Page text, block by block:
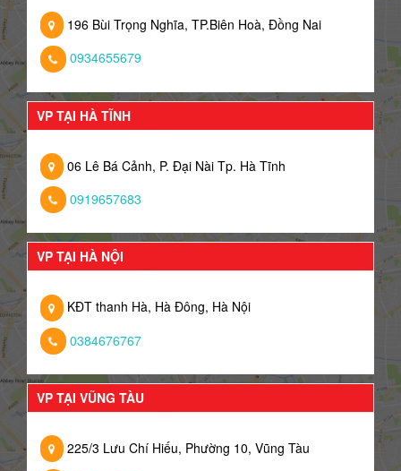
196 Bùi Trọng Nghĩa, TP.Biên Hoà, Đồng Nai
0934655679
VP TẠI HÀ TĨNH
06 Lê Bá Cảnh, P. Đại Nài Tp. Hà Tĩnh
0919657683
VP TẠI HÀ NỘI
KĐT thanh Hà, Hà Đông, Hà Nội
0384676767
VP TẠI VŨNG TÀU
225/3 Lưu Chí Hiếu, Phường 10, Vũng Tàu